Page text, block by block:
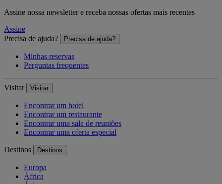
Assine nossa newsletter e receba nossas ofertas mais recentes
Assine
Precisa de ajuda?
Precisa de ajuda?
Minhas reservas
Perguntas frequentes
Visitar Visitar
Encontrar um hotel
Encontrar um restaurante
Encontrar uma sala de reuniões
Encontrar uma oferta especial
Destinos Destinos
Europa
África